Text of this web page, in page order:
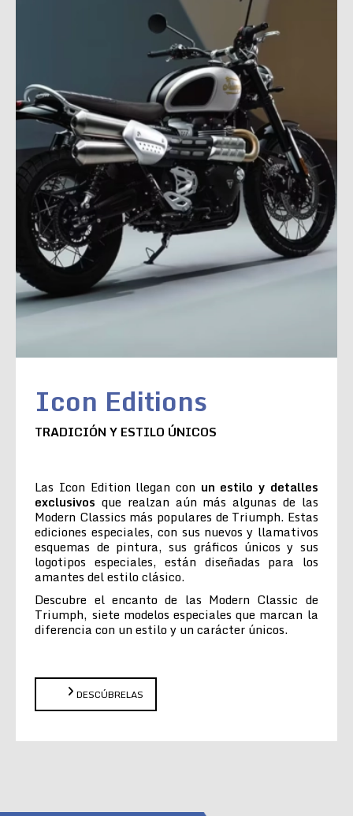
Icon Editions
TRADICIÓN Y ESTILO ÚNICOS
Las Icon Edition llegan con un estilo y detalles
exclusivos que realzan aún más algunas de las
Modern Classics más populares de Triumph. Estas
ediciones especiales, con sus nuevos y llamativos
esquemas de pintura, sus gráficos únicos y sus
logotipos especiales, están diseñadas para los
amantes del estilo clásico.
Descubre el encanto de las Modern Classic de
Triumph, siete modelos especiales que marcan la
diferencia con un estilo y un carácter únicos.
DESCÚBRELAS